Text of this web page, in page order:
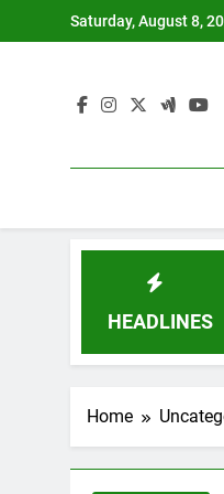
to
Saturday, August 8,
HEADLINES
Kerja yang Semakin
Home